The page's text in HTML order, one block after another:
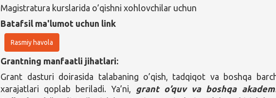
Magistratura kurslarida o’qishni xohlovchilar uchun
Batafsil ma'lumot uchun link
Rasmiy havola
Grantning manfaatli jihatlari:
Grant dasturi doirasida talabaning o’qish, tadqiqot va boshqa
xarajatlari qoplab beriladi. Ya’ni, grant o’quv va boshqa